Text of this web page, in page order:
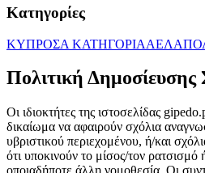
Κατηγορίες
ΚΥΠΡΟΣΑ ΚΑΤΗΓΟΡΙΑΑΕΛ
Πολιτική Δημοσίευσης
Οι ιδιοκτήτες της ιστοσελίδας
δικαίωμα να αφαιρούν σχόλια
υβριστικού περιεχομένου, ή/και
ότι υποκινούν το μίσος/τον ρατσισμό